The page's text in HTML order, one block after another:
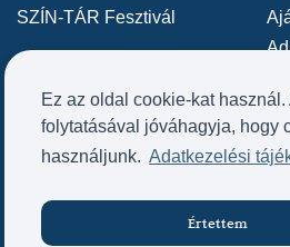
Ez az oldal cookie-kat használ.
folytatásával jóváhagyja, hogy
használjunk. Adatkezelési
Értettem
SZÍN-TÁR Fesztivál
Kapcsolat
Kapcsolat